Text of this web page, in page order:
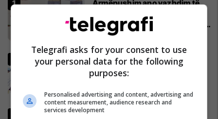
Armëpushim apo vazhdim të
zhvillimet në Lindjen e Mesme -
MINUTË PAS MINUTE
02/04/2026
Pse Fidel Castro gjithmonë
mbante dy orë të markës
Rolex? (Foto)
29/11/2016
Ish-zyrtari amerikan, Kent:
Telegrafi asks for your consent to use
your personal data for the following
purposes:
Personalised advertising and content, advertising and
content measurement, audience research and
services development